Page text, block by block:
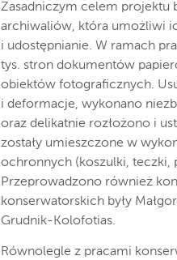
Zasadniczym celem projektu
archiwaliów, która umożliwi
i udostępnianie. W ramach
tys. stron dokumentów
obiektów fotograficznych.
i deformacje, wykonano
oraz delikatnie rozłożono i
zostały umieszczone w
ochronnych (koszulki, teczki,
Przeprowadzono również
konserwatorskich były
Grudnik-Kolofotias.
Równolegle z pracami